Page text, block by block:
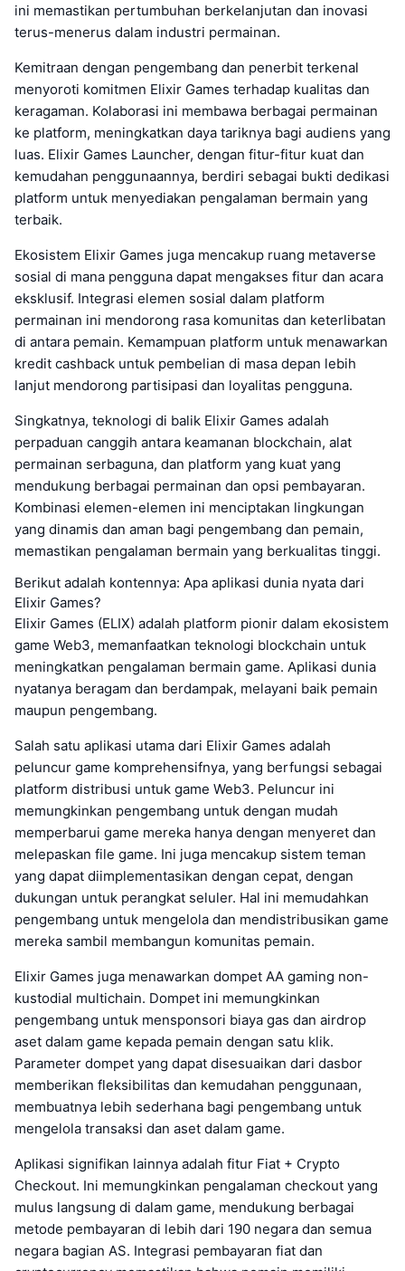
ini memastikan pertumbuhan berkelanjutan dan inovasi
terus-menerus dalam industri permainan.
Kemitraan dengan pengembang dan penerbit terkenal
menyoroti komitmen Elixir Games terhadap kualitas dan
keragaman. Kolaborasi ini membawa berbagai permainan
ke platform, meningkatkan daya tariknya bagi audiens yang
luas. Elixir Games Launcher, dengan fitur-fitur kuat dan
kemudahan penggunaannya, berdiri sebagai bukti dedikasi
platform untuk menyediakan pengalaman bermain yang
terbaik.
Ekosistem Elixir Games juga mencakup ruang metaverse
sosial di mana pengguna dapat mengakses fitur dan acara
eksklusif. Integrasi elemen sosial dalam platform
permainan ini mendorong rasa komunitas dan keterlibatan
di antara pemain. Kemampuan platform untuk menawarkan
kredit cashback untuk pembelian di masa depan lebih
lanjut mendorong partisipasi dan loyalitas pengguna.
Singkatnya, teknologi di balik Elixir Games adalah
perpaduan canggih antara keamanan blockchain, alat
permainan serbaguna, dan platform yang kuat yang
mendukung berbagai permainan dan opsi pembayaran.
Kombinasi elemen-elemen ini menciptakan lingkungan
yang dinamis dan aman bagi pengembang dan pemain,
memastikan pengalaman bermain yang berkualitas tinggi.
Berikut adalah kontennya: Apa aplikasi dunia nyata dari
Elixir Games?
Elixir Games (ELIX) adalah platform pionir dalam ekosistem
game Web3, memanfaatkan teknologi blockchain untuk
meningkatkan pengalaman bermain game. Aplikasi dunia
nyatanya beragam dan berdampak, melayani baik pemain
maupun pengembang.
Salah satu aplikasi utama dari Elixir Games adalah
peluncur game komprehensifnya, yang berfungsi sebagai
platform distribusi untuk game Web3. Peluncur ini
memungkinkan pengembang untuk dengan mudah
memperbarui game mereka hanya dengan menyeret dan
melepaskan file game. Ini juga mencakup sistem teman
yang dapat diimplementasikan dengan cepat, dengan
dukungan untuk perangkat seluler. Hal ini memudahkan
pengembang untuk mengelola dan mendistribusikan game
mereka sambil membangun komunitas pemain.
Elixir Games juga menawarkan dompet AA gaming non-
kustodial multichain. Dompet ini memungkinkan
pengembang untuk mensponsori biaya gas dan airdrop
aset dalam game kepada pemain dengan satu klik.
Parameter dompet yang dapat disesuaikan dari dasbor
memberikan fleksibilitas dan kemudahan penggunaan,
membuatnya lebih sederhana bagi pengembang untuk
mengelola transaksi dan aset dalam game.
Aplikasi signifikan lainnya adalah fitur Fiat + Crypto
Checkout. Ini memungkinkan pengalaman checkout yang
mulus langsung di dalam game, mendukung berbagai
metode pembayaran di lebih dari 190 negara dan semua
negara bagian AS. Integrasi pembayaran fiat dan